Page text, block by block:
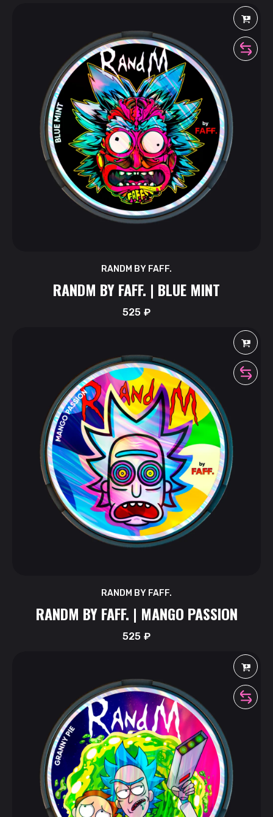
RANDM BY FAFF.
RANDM BY FAFF. | BLUE MINT
525₽
RANDM BY FAFF.
RANDM BY FAFF. | MANGO PASSION
525₽